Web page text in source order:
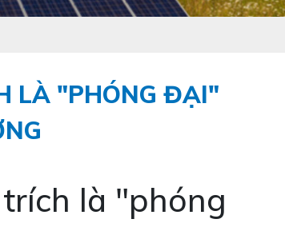
LÀ "PHÓNG ĐẠI"
là "phóng